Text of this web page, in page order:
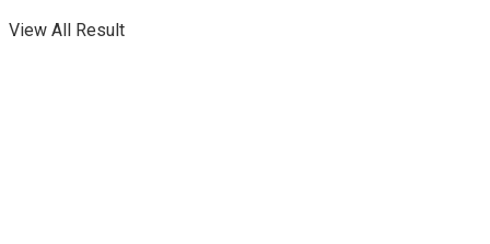
View All Result